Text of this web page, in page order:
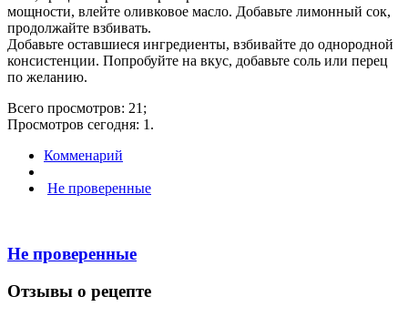
мощности, влейте оливковое масло. Добавьте лимонный сок,
продолжайте взбивать.
Добавьте оставшиеся ингредиенты, взбивайте до однородной
консистенции. Попробуйте на вкус, добавьте соль или перец
по желанию.
Всего просмотров: 21;
Просмотров сегодня: 1.
Комменарий
Не проверенные
Не проверенные
Отзывы о рецепте